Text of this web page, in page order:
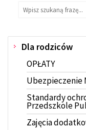
Wyszukiwarka
Wyszukaj
Menu
Dla rodziców
OPŁATY
Ubezpieczenie
Standardy
Przedszkole
Zajęcia